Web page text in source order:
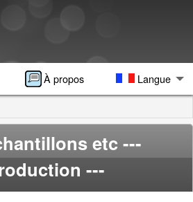
À propos Langue
etc ---
---